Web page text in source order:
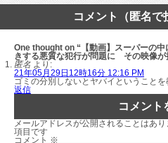
コメント（匿名で
One thought on “【動画】スーパーの中
きする悪質な犯行が問題に その映像が
匿名 より:
21年05月29日12時16分 12:16 PM
ゴミの分別しないとヤバイということを
返信
コメント
メールアドレスが公開されることはあり
項目です
コメント ※